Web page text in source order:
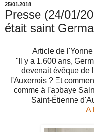
25/01/2018
Presse (24/01/
était saint
Article de
" Il y a 1.600 ans,
devenait évêque de
l'Auxerrois ? Et
comme à l'abbaye
Saint-Étienne
A